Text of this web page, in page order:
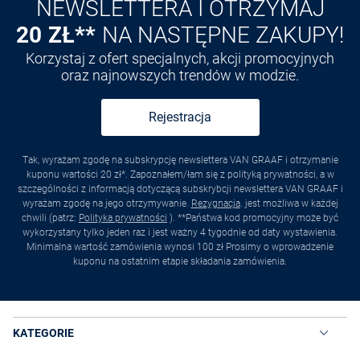
NEWSLETTERA I OTRZYMAJ
20 ZŁ** NA NASTĘPNE ZAKUPY!
Korzystaj z ofert specjalnych, akcji promocyjnych
oraz najnowszych trendów w modzie.
Rejestracja
Tak, wyrażam zgodę na subskrypcję newslettera VAN GRAAF i otrzymanie
kuponu wartości 20 zł*. Zapoznałem/łam się z polityką prywatności, a w
szczególności z informacją dotyczącą subskrybcji newslettera VAN GRAAF i
wyrażam zgodę na jego otrzymywanie. Rezygnacja. jest możliwa w każdej
chwili (patrz: Polityka prywatności ). **Państwa kod promocyjny może być
wykorzystany tylko jeden raz i jest ważny 4 tygodnie od daty wystawienia.
Minimalna wartość zamówienia wynosi 100 zł Prosimy o wprowadzenie
kuponu na ostatnim etapie składania zamówienia.
KATEGORIE